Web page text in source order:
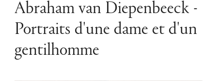
Abraham van Diepenbeeck -
Portraits d'une dame et d'un
gentilhomme